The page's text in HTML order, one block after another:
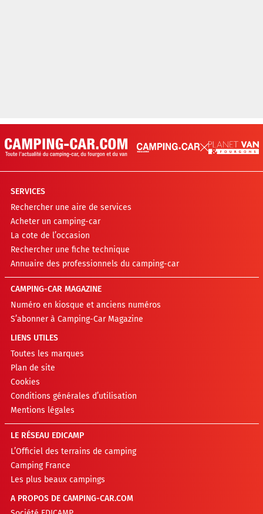
SERVICES
Rechercher une aire de services
Acheter un camping-car
La cote de l’occasion
Rechercher une fiche technique
Annuaire des professionnels du camping-car
CAMPING-CAR MAGAZINE
Numéro en kiosque et anciens numéros
S’abonner à Camping-Car Magazine
LIENS UTILES
Toutes les marques
Plan de site
Cookies
Conditions générales d’utilisation
Mentions légales
LE RÉSEAU EDICAMP
L’Officiel des terrains de camping
Camping France
Les plus beaux campings
A PROPOS DE CAMPING-CAR.COM